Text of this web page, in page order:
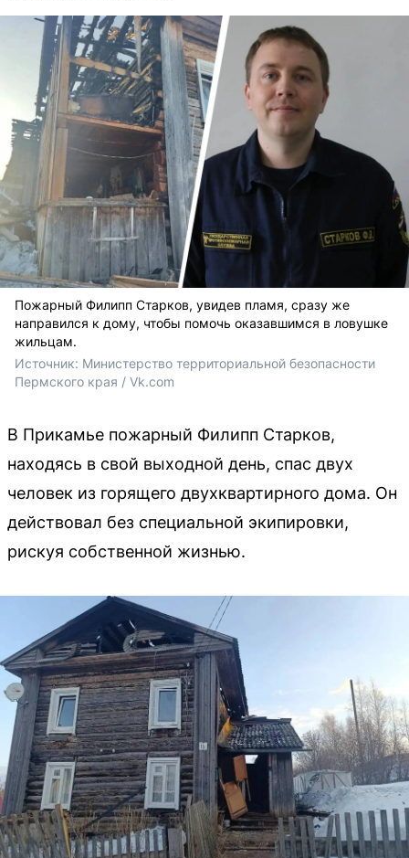
Пожарный Филипп Старков, увидев пламя, сразу же
направился к дому, чтобы помочь оказавшимся в ловушке
жильцам.
Источник: Министерство территориальной безопасности
Пермского края / Vk.com
В Прикамье пожарный Филипп Старков,
находясь в свой выходной день, спас двух
человек из горящего двухквартирного дома. Он
действовал без специальной экипировки,
рискуя собственной жизнью.